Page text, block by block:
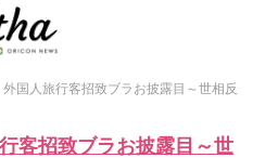
外国人旅行客招致ブラお披露目～世相反
客招致ブラお披露目～世